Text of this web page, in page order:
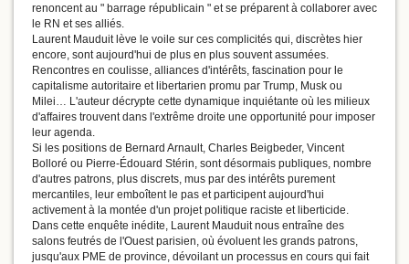
renoncent au " barrage républicain " et se préparent à collaborer avec
le RN et ses alliés.
Laurent Mauduit lève le voile sur ces complicités qui, discrètes hier
encore, sont aujourd'hui de plus en plus souvent assumées.
Rencontres en coulisse, alliances d'intérêts, fascination pour le
capitalisme autoritaire et libertarien promu par Trump, Musk ou
Milei… L'auteur décrypte cette dynamique inquiétante où les milieux
d'affaires trouvent dans l'extrême droite une opportunité pour imposer
leur agenda.
Si les positions de Bernard Arnault, Charles Beigbeder, Vincent
Bolloré ou Pierre-Édouard Stérin, sont désormais publiques, nombre
d'autres patrons, plus discrets, mus par des intérêts purement
mercantiles, leur emboîtent le pas et participent aujourd'hui
activement à la montée d'un projet politique raciste et liberticide.
Dans cette enquête inédite, Laurent Mauduit nous entraîne des
salons feutrés de l'Ouest parisien, où évoluent les grands patrons,
jusqu'aux PME de province, dévoilant un processus en cours qui fait